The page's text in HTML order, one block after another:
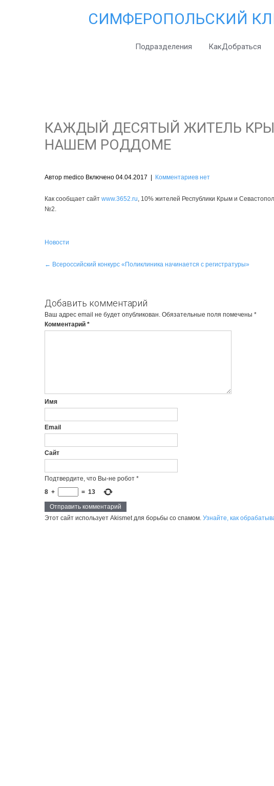
СИМФЕРОПОЛЬСКИЙ
Подразделения КакДобраться
КАЖДЫЙ ДЕСЯТЫЙ ЖИТЕЛЬ
НАШЕМ РОДДОМЕ
Автор medico Включено 04.04.2017 Комментариев нет
Как сообщает сайт www.3652.ru, 10% жителей Республики Крым и
№2.
Новости
Навигация
← Всероссийский конкурс «Поликлиника начинается с регистратуры»
Добавить комментарий
Ваш адрес email не будет опубликован. Обязательные поля помечены *
Комментарий *
Имя
Email
Сайт
Подтвердите, что Вы-не робот *
8 + = 13
Этот сайт использует Akismet для борьбы со спамом. Узнайте, как